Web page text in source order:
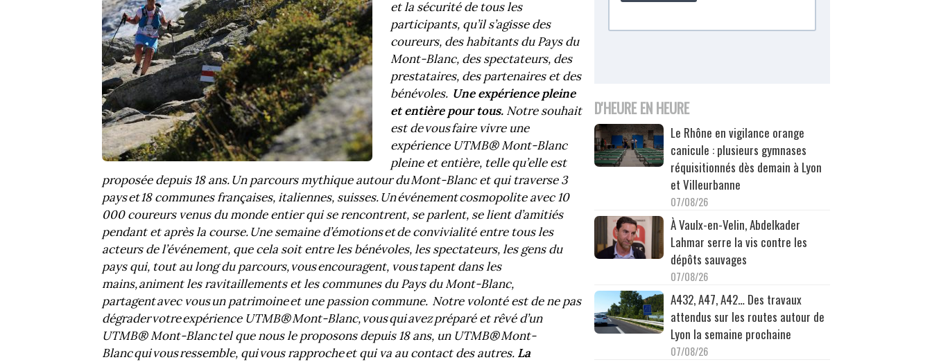
et la sécurité de tous les
participants, qu’il s’agisse des
coureurs, des habitants du Pays du
Mont-Blanc, des spectateurs, des
prestataires, des partenaires et des
bénévoles. Une expérience pleine
et entière pour tous. Notre souhait
est de vous faire vivre une
expérience UTMB® Mont-Blanc
pleine et entière, telle qu’elle est
proposée depuis 18 ans. Un parcours mythique autour du Mont-Blanc et qui traverse 3
pays et 18 communes françaises, italiennes, suisses. Un événement cosmopolite avec 10
000 coureurs venus du monde entier qui se rencontrent, se parlent, se lient d’amitiés
pendant et après la course. Une semaine d’émotions et de convivialité entre tous les
acteurs de l’événement, que cela soit entre les bénévoles, les spectateurs, les gens du
pays qui, tout au long du parcours, vous encouragent, vous tapent dans les
mains, animent les ravitaillements et les communes du Pays du Mont-Blanc,
partagent avec vous un patrimoine et une passion commune. Notre volonté est de ne pas
dégrader votre expérience UTMB® Mont-Blanc, vous qui avez préparé et rêvé d’un
UTMB® Mont-Blanc tel que nous le proposons depuis 18 ans, un UTMB® Mont-
Blanc qui vous ressemble, qui vous rapproche et qui va au contact des autres. La
D'HEURE EN HEURE
Le Rhône en vigilance orange
canicule : plusieurs gymnases
réquisitionnés dès demain à Lyon
et Villeurbanne
07/08/26
À Vaulx-en-Velin, Abdelkader
Lahmar serre la vis contre les
dépôts sauvages
07/08/26
A432, A47, A42… Des travaux
attendus sur les routes autour de
Lyon la semaine prochaine
07/08/26